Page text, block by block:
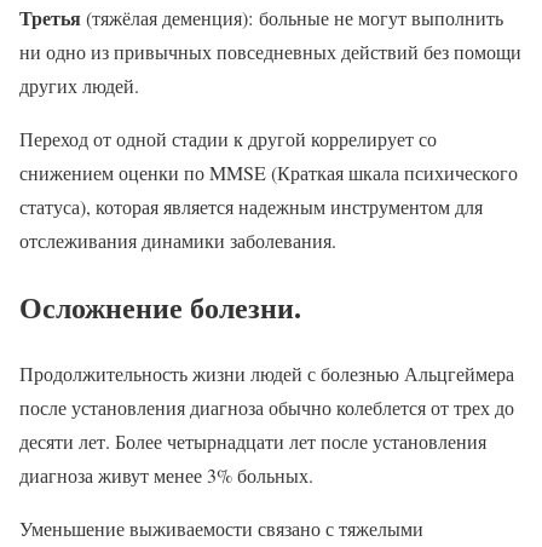
Третья(тяжёлая деменция): больные не могут выполнить
ни одно из привычных повседневных действий без помощи
других людей.
Переход от одной стадии к другой коррелирует со
снижением оценки по MMSE (Краткая шкала психического
статуса), которая является надежным инструментом для
отслеживания динамики заболевания.
Осложнение болезни.
Продолжительность жизни людей с болезнью Альцгеймера
после установления диагноза обычно колеблется от трех до
десяти лет. Более четырнадцати лет после установления
диагноза живут менее 3% больных.
Уменьшение выживаемости связано с тяжелыми